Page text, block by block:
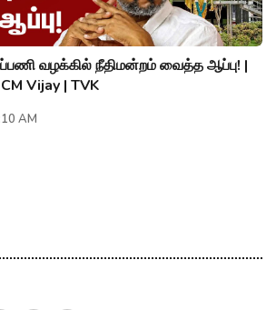
வழக்கில் நீதிமன்றம் வைத்த ஆப்பு! |
Vijay | TVK
AM